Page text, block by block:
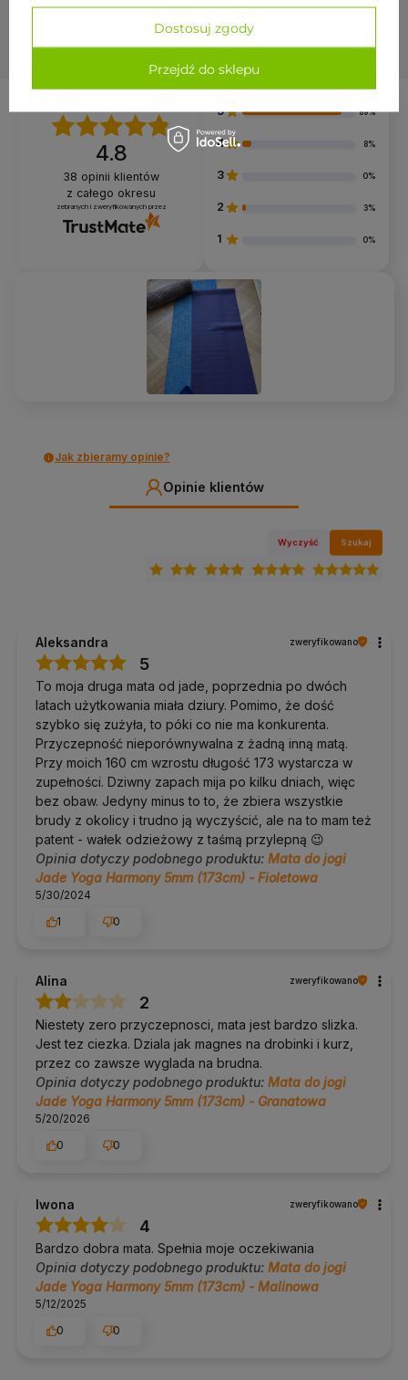
inne akcesoria do jogi
W razie pytań napisz lub zadzwoń do nas
4.8
38 opinii klientów
z całego okresu
zebranych i zweryfikowanych przez
5 89%
4 8%
3 0%
2 3%
1 0%
Jak zbieramy opinie?
Opinie klientów
Wyczyść Szukaj
Aleksandra zweryfikowano
5
To moja druga mata od jade, poprzednia po dwóch
latach użytkowania miała dziury. Pomimo, że dość
szybko się zużyła, to póki co nie ma konkurenta.
Przyczepność nieporównywalna z żadną inną matą.
Przy moich 160 cm wzrostu długość 173 wystarcza w
zupełności. Dziwny zapach mija po kilku dniach, więc
bez obaw. Jedyny minus to to, że zbiera wszystkie
brudy z okolicy i trudno ją wyczyścić, ale na to mam też
patent - wałek odzieżowy z taśmą przylepną 😉
Opinia dotyczy podobnego produktu: Mata do jogi
Jade Yoga Harmony 5mm (173cm) - Fioletowa
5/30/2024
1
0
Alina zweryfikowano
2
Niestety zero przyczepnosci, mata jest bardzo slizka.
Jest tez ciezka. Dziala jak magnes na drobinki i kurz,
przez co zawsze wyglada na brudna.
Opinia dotyczy podobnego produktu: Mata do jogi
Jade Yoga Harmony 5mm (173cm) - Granatowa
5/20/2026
0
0
Iwona zweryfikowano
4
Bardzo dobra mata. Spełnia moje oczekiwania
Opinia dotyczy podobnego produktu: Mata do jogi
Jade Yoga Harmony 5mm (173cm) - Malinowa
5/12/2025
0
0
Dostosuj zgody
Przejdź do sklepu